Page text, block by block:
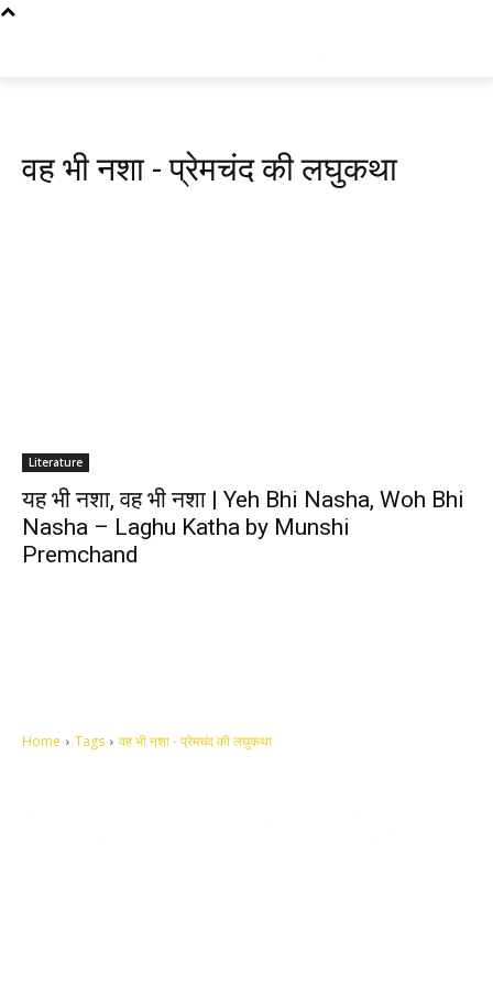
वह भी नशा - प्रेमचंद की लघुकथा
Literature
यह भी नशा, वह भी नशा | Yeh Bhi Nasha, Woh Bhi
Nasha – Laghu Katha by Munshi
Premchand
Home Tags वह भी नशा - प्रेमचंद की लघुकथा